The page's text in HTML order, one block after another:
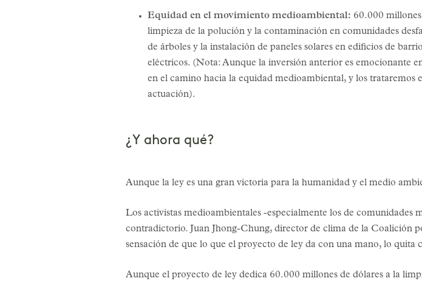
Equidad en el movimiento medioambiental: 60.000
limpieza de la polución y la contaminación en comunidades
de árboles y la instalación de paneles solares en edificios de
eléctricos. (Nota: Aunque la inversión anterior es emocionante
en el camino hacia la equidad medioambiental, y los trataremos
actuación).
¿Y ahora qué?
Aunque la ley es una gran victoria para la humanidad y el medio
Los activistas medioambientales -especialmente los de comunidades
contradictorio. Juan Jhong-Chung, director de clima de la Coalición
sensación de que lo que el proyecto de ley da con una mano, lo quita
Aunque el proyecto de ley dedica 60.000 millones de dólares a la